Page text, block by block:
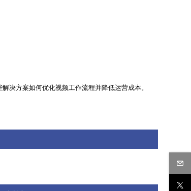
决方案如何优化视频工作流程并降低运营成本。